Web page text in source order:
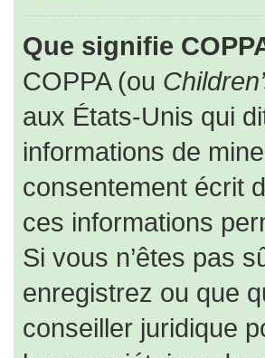
Que signifie
COPPA (ou
aux États-Unis qui
informations de
consentement écrit
ces informations
Si vous n’êtes pas
enregistrez ou que
conseiller juridique